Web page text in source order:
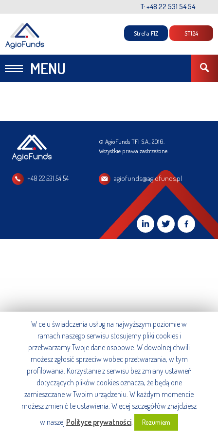
T: +48 22 531 54 54
MENU
Strefa FIZ STI24
© AgioFunds TFI S.A., 2016.
Wszystkie prawa zastrzeżone.
+48 22 531 54 54 agiofunds@agiofunds.pl
W celu świadczenia usług na najwyższym poziomie w
ramach naszego serwisu stosujemy pliki cookies i
przetwarzamy Twoje dane osobowe. W dowolnej chwili
możesz zgłosić sprzeciw wobec przetwarzania, w tym
profilowania. Korzystanie z serwisu bez zmiany ustawień
dotyczących plików cookies oznacza, że będą one
zamieszczane w Twoim urządzeniu. W każdym momencie
możesz zmienić te ustawienia. Więcej szczegółów znajdziesz
w naszej Polityce prywatności. Rozumiem